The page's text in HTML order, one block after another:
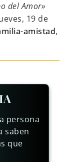
del Amor»
19 de
amistad,
persona
saben
que